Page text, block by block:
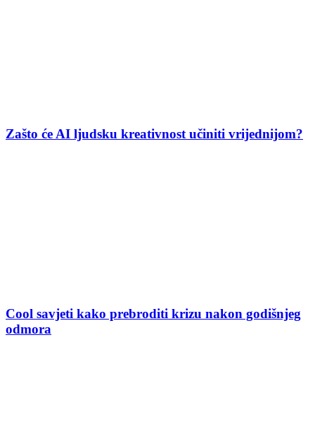
Zašto će AI ljudsku kreativnost učiniti vrijednijom?
Cool savjeti kako prebroditi krizu nakon godišnjeg
odmora